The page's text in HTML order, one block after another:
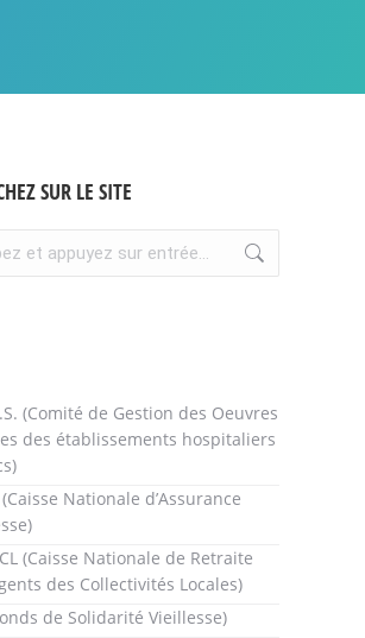
SUR LE SITE
(Comité de Gestion des Oeuvres
des établissements hospitaliers
(Caisse Nationale d’Assurance
(Caisse Nationale de Retraite
des Collectivités Locales)
de Solidarité Vieillesse)